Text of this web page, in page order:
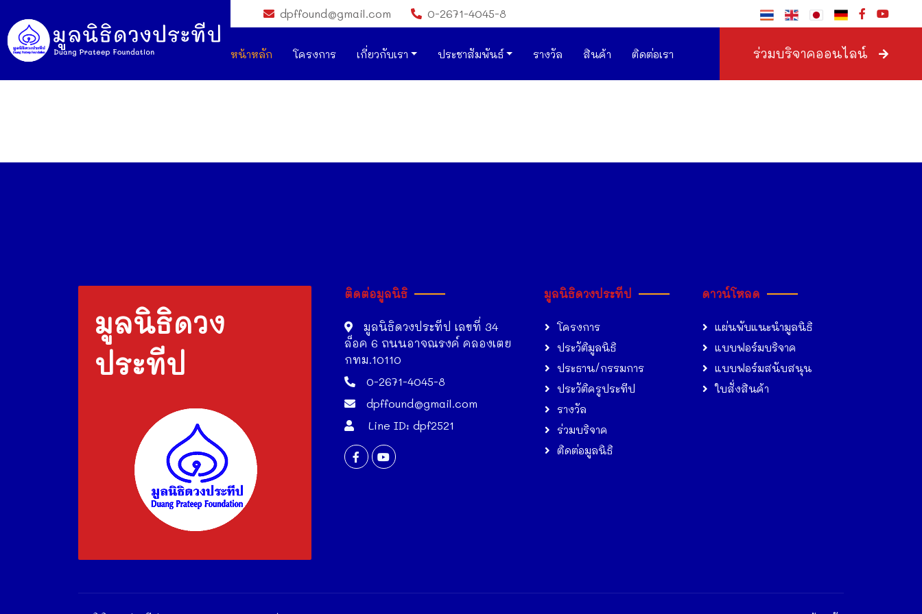
dpffound@gmail.com 0-2671-4045-8
หน้าหลัก โครงการ เกี่ยวกับเรา ประชาสัมพันธ์ รางวัล สินค้า ติดต่อเรา ร่วมบริจาคออนไลน์
มูลนิธิดวง
ประทีป
ติดต่อมูลนิธิ
มูลนิธิดวงประทีป เลขที่ 34
ล็อค 6 ถนนอาจณรงค์ คลองเตย
กทม.10110
0-2671-4045-8
dpffound@gmail.com
Line ID: dpf2521
มูลนิธิดวงประทีป
โครงการ
ประวัติมูลนิธิ
ประธาน/กรรมการ
ประวัติครูประทีป
รางวัล
ร่วมบริจาค
ติดต่อมูลนิธิ
ดาวน์โหลด
แผ่นพับแนะนำมูลนิธิ
แบบฟอร์มบริจาค
แบบฟอร์มสนับสนุน
ใบสั่งสินค้า